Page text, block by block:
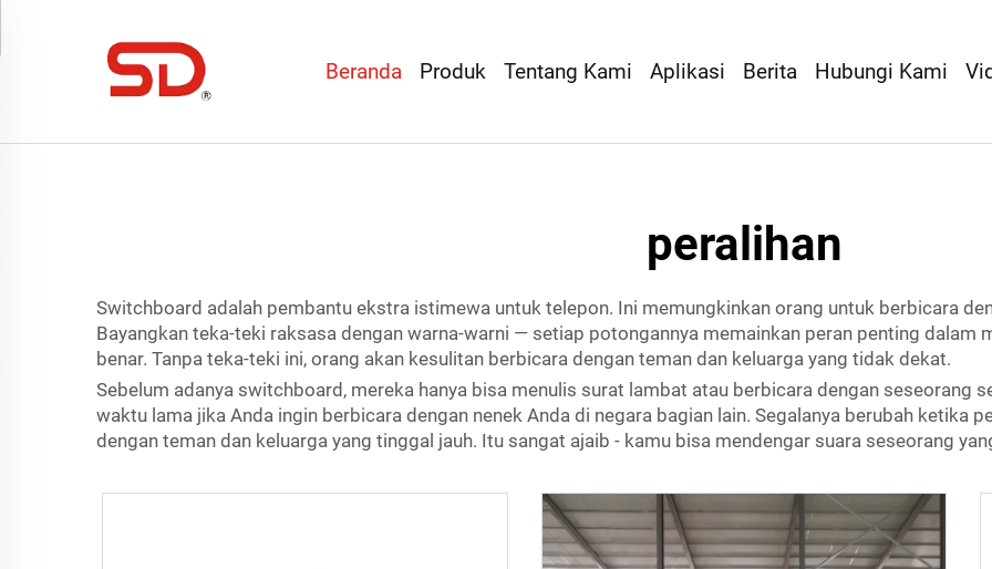
Beranda Produk Tentang Kami Aplikasi Berita Hubungi Kami
peralihan
Switchboard adalah pembantu ekstra istimewa untuk telepon. Ini memungkinkan orang untuk berbicara
Bayangkan teka-teki raksasa dengan warna-warni — setiap potongannya memainkan peran penting dalam
benar. Tanpa teka-teki ini, orang akan kesulitan berbicara dengan teman dan keluarga yang tidak dekat.
Sebelum adanya switchboard, mereka hanya bisa menulis surat lambat atau berbicara dengan seseorang
waktu lama jika Anda ingin berbicara dengan nenek Anda di negara bagian lain. Segalanya berubah ketika
dengan teman dan keluarga yang tinggal jauh. Itu sangat ajaib - kamu bisa mendengar suara seseorang